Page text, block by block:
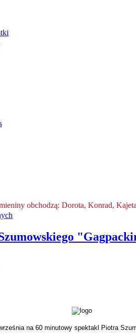
obchodzą: Dorota, Konrad,
na 60 minutowy spektakl Piotra